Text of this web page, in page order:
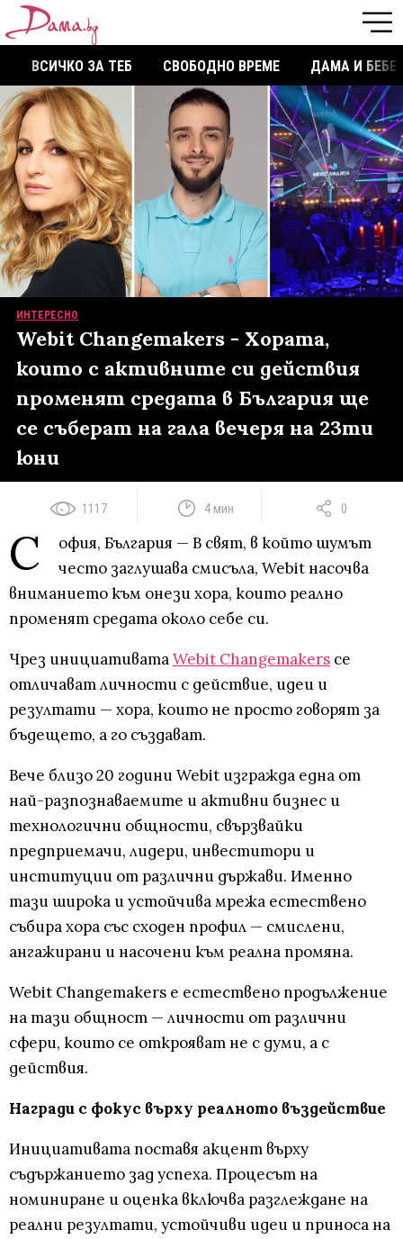
ВСИЧКО ЗА ТЕБ СВОБОДНО ВРЕМЕ ДАМА И БЕБЕ
ИНТЕРЕСНО
Webit Changemakers - Хората,
които с активните си действия
променят средата в България ще
се съберат на гала вечеря на 23ти
юни
1117 4 мин 0
С
офия, България — В свят, в който шумът
често заглушава смисъла, Webit насочва
вниманието към онези хора, които реално
променят средата около себе си.
Чрез инициативатаWebit Changemakers се
отличават личности с действие, идеи и
резултати — хора, които не просто говорят за
бъдещето, а го създават.
Вече близо 20 години Webit изгражда една от
най-разпознаваемите и активни бизнес и
технологични общности, свързвайки
предприемачи, лидери, инвеститори и
институции от различни държави. Именно
тази широка и устойчива мрежа естествено
събира хора със сходен профил — смислени,
ангажирани и насочени към реална промяна.
Webit Changemakers е естествено продължение
на тази общност — личности от различни
сфери, които се открояват не с думи, а с
действия.
Награди с фокус върху реалното въздействие
Инициативата поставя акцент върху
съдържанието зад успеха. Процесът на
номиниране и оценка включва разглеждане на
реални резултати, устойчиви идеи и приноса на